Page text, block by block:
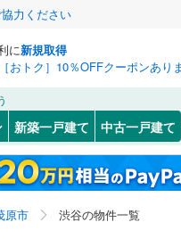
力ください
に新規取得
［おトク］10％OFFクーポンあり
新築一戸建て 中古一戸建て
原市 渋谷の物件一覧
岩手 宮城
神奈川 埼玉
総
京
久
方、日当たり
0）
検索条件を
この検索条件の新着物件通知は、
千葉県、茂原市、渋谷、
土地を含む